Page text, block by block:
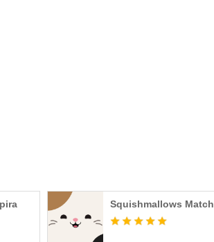
Squishmallows Match